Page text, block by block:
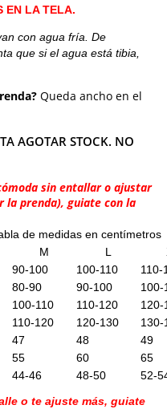
EN LA TELA.
con agua fría. De
que si el agua está tibia,
Queda ancho en el
AGOTAR STOCK. NO
sin entallar o ajustar
la prenda), guiate con la
de medidas en centímetros
M L
90-100 100-110
110-
80-90 90-100
100-
100-110 110-120
120-
110-120 120-130
130-
47 48
49
55 60
65
44-46 48-50
52-
o te ajuste más, guiate